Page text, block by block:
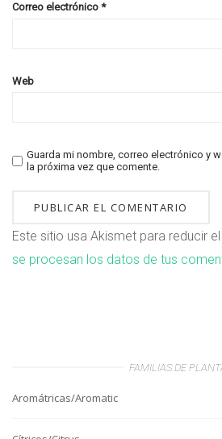
Correo electrónico *
Web
Guarda mi nombre, correo electrónico y
la próxima vez que comente.
Este sitio usa Akismet para reducir
se procesan los datos de tus
FAMILIAS DE
Aromátricas/Aromatic